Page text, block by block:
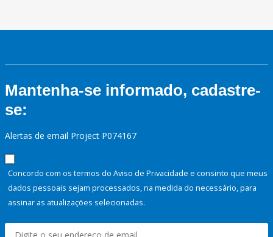
Mantenha-se informado, cadastre-
se:
Alertas de email Project P074167
Concordo com os termos do Aviso de Privacidade e consinto que meus
dados pessoais sejam processados, na medida do necessário, para
assinar as atualizações selecionadas.